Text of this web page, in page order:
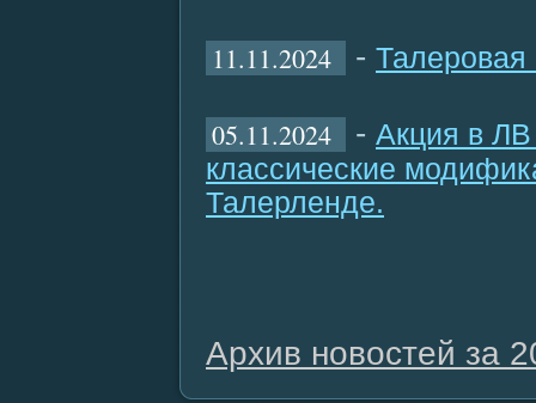
11.11.2024 - Талеровая
05.11.2024 - Акция в
классические
Талерленде.
Архив новостей за